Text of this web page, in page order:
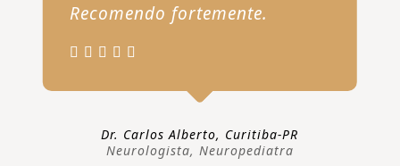
Recomendo fortemente.
Dr. Carlos Alberto, Curitiba-PR
Neurologista, Neuropediatra